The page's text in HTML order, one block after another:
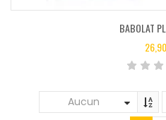
BABOLAT
26,90
Aucun